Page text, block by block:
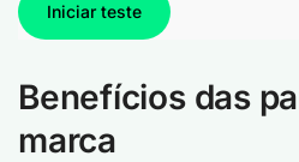
Iniciar teste
Benefícios das
marca